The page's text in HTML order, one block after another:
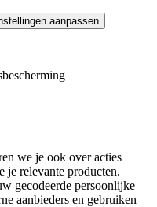
aanpassen
we je ook over acties
je relevante producten.
gecodeerde persoonlijke
aanbieders en gebruiken